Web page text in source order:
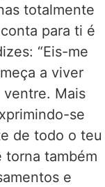
totalmente
para ti é
“Eis-me
a viver
Mais
se
de todo o teu
torna também
e